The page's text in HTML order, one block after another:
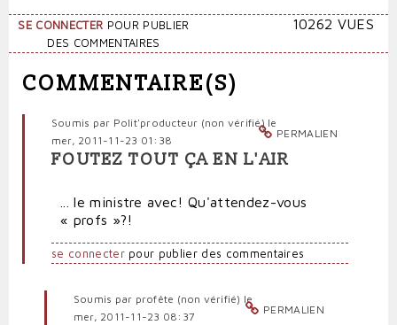
SE CONNECTER POUR PUBLIER
DES COMMENTAIRES
10262 VUES
COMMENTAIRE(S)
PERMALIEN
Soumis par Polit'producteur (non vérifié)le
mer, 2011-11-23 01:38
FOUTEZ TOUT ÇA EN L'AIR
... le ministre avec! Qu'attendez-vous
« profs »?!
se connecterpour publier des commentaires
PERMALIEN
Soumis par profête (non vérifié) le
mer, 2011-11-23 08:37